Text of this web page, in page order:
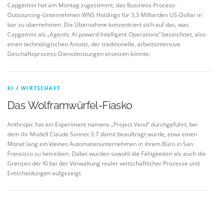
Capgemini hat am Montag zugestimmt, das Business-Process-
Outsourcing-Unternehmen WNS Holdings für 3,3 Milliarden US-Dollar in
bar zu übernehmen. Die Übernahme konzentriert sich auf das, was
Capgemini als „Agentic AI powerd Intelligent Operations“ bezeichnet, also
einen technologischen Ansatz, der traditionelle, arbeitsintensive
Geschäftsprozess-Dienstleistungen ersetzen könnte.
KI /WIRTSCHAFT
Das Wolframwürfel-Fiasko
Anthropic hat ein Experiment namens „Project Vend“ durchgeführt, bei
dem ihr Modell Claude Sonnet 3.7 damit beauftragt wurde, etwa einen
Monat lang ein kleines Automatenunternehmen in ihrem Büro in San
Francisco zu betreiben. Dabei wurden sowohl die Fähigkeiten als auch die
Grenzen der KI bei der Verwaltung realer wirtschaftlicher Prozesse und
Entscheidungen aufgezeigt.